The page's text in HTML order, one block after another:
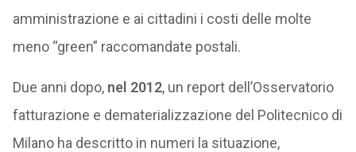
amministrazione e ai cittadini i costi delle molte
meno “green” raccomandate postali.
Due anni dopo, nel 2012, un report dell’Osservatorio
fatturazione e dematerializzazione del Politecnico di
Milano ha descritto in numeri la situazione,